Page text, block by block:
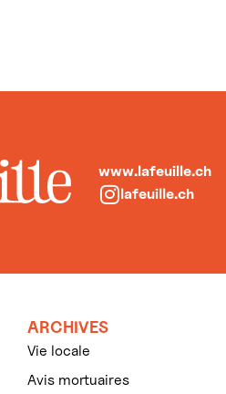
www.lafeuille.ch
lafeuille.ch
ARCHIVES
Vie locale
Avis mortuaires